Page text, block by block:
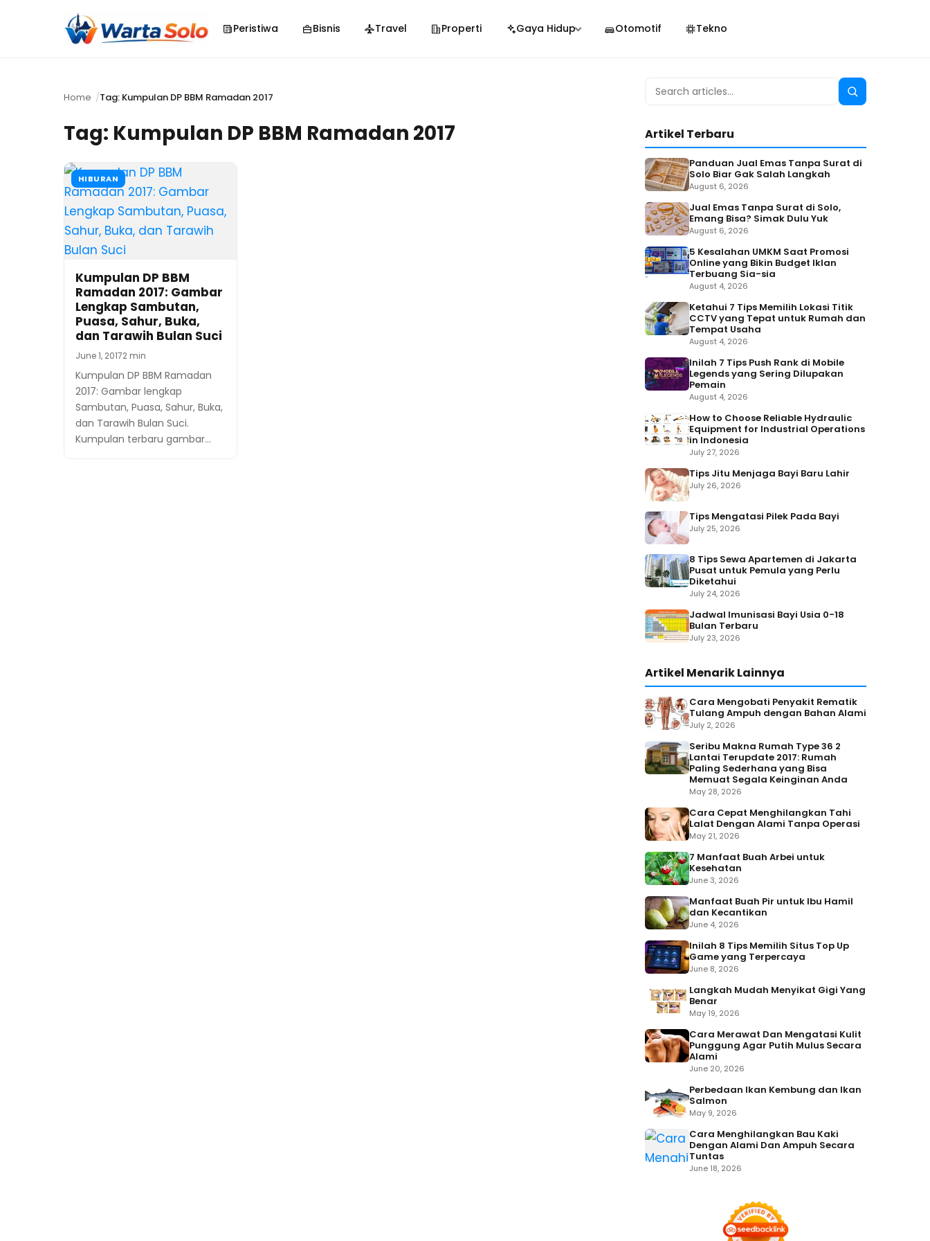
Peristiwa Bisnis Travel Properti Gaya Hidup Otomotif Tekno
Home Tag: Kumpulan DP BBM Ramadan 2017
Tag: Kumpulan DP BBM Ramadan 2017
HIBURAN
Kumpulan DP BBM
Ramadan 2017: Gambar
Lengkap Sambutan,
Puasa, Sahur, Buka,
dan Tarawih Bulan Suci
June 1, 20172 min
Kumpulan DP BBM Ramadan
2017: Gambar lengkap
Sambutan, Puasa, Sahur, Buka,
dan Tarawih Bulan Suci.
Kumpulan terbaru gambar…
Search
Search
Artikel Terbaru
Panduan Jual Emas Tanpa Surat di
Solo Biar Gak Salah Langkah
August 6, 2026
Jual Emas Tanpa Surat di Solo,
Emang Bisa? Simak Dulu Yuk
August 6, 2026
5 Kesalahan UMKM Saat Promosi
Online yang Bikin Budget Iklan
Terbuang Sia-sia
August 4, 2026
Ketahui 7 Tips Memilih Lokasi Titik
CCTV yang Tepat untuk Rumah dan
Tempat Usaha
August 4, 2026
Inilah 7 Tips Push Rank di Mobile
Legends yang Sering Dilupakan
Pemain
August 4, 2026
How to Choose Reliable Hydraulic
Equipment for Industrial Operations
in Indonesia
July 27, 2026
Tips Jitu Menjaga Bayi Baru Lahir
July 26, 2026
Tips Mengatasi Pilek Pada Bayi
July 25, 2026
8 Tips Sewa Apartemen di Jakarta
Pusat untuk Pemula yang Perlu
Diketahui
July 24, 2026
Jadwal Imunisasi Bayi Usia 0-18
Bulan Terbaru
July 23, 2026
Artikel Menarik Lainnya
Cara Mengobati Penyakit Rematik
Tulang Ampuh dengan Bahan Alami
July 2, 2026
Seribu Makna Rumah Type 36 2
Lantai Terupdate 2017: Rumah
Paling Sederhana yang Bisa
Memuat Segala Keinginan Anda
May 28, 2026
Cara Cepat Menghilangkan Tahi
Lalat Dengan Alami Tanpa Operasi
May 21, 2026
7 Manfaat Buah Arbei untuk
Kesehatan
June 3, 2026
Manfaat Buah Pir untuk Ibu Hamil
dan Kecantikan
June 4, 2026
Inilah 8 Tips Memilih Situs Top Up
Game yang Terpercaya
June 8, 2026
Langkah Mudah Menyikat Gigi Yang
Benar
May 19, 2026
Cara Merawat Dan Mengatasi Kulit
Punggung Agar Putih Mulus Secara
Alami
June 20, 2026
Perbedaan Ikan Kembung dan Ikan
Salmon
May 9, 2026
Cara Menghilangkan Bau Kaki
Dengan Alami Dan Ampuh Secara
Tuntas
June 18, 2026